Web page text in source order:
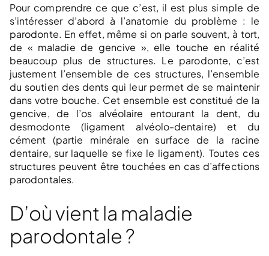
Pour comprendre ce que c’est, il est plus simple de
s’intéresser d’abord à l’anatomie du problème : le
parodonte. En effet, même si on parle souvent, à tort,
de « maladie de gencive », elle touche en réalité
beaucoup plus de structures. Le parodonte, c’est
justement l’ensemble de ces structures, l’ensemble
du soutien des dents qui leur permet de se maintenir
dans votre bouche. Cet ensemble est constitué de la
gencive, de l’os alvéolaire entourant la dent, du
desmodonte (ligament alvéolo-dentaire) et du
cément (partie minérale en surface de la racine
dentaire, sur laquelle se fixe le ligament). Toutes ces
structures peuvent être touchées en cas d’affections
parodontales.
D’où vient la maladie
parodontale ?